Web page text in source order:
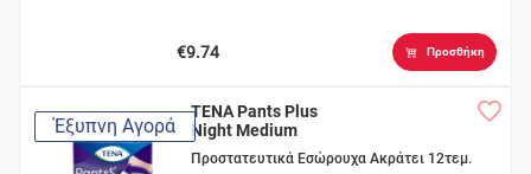
€9.74 Προσθήκη
Έξυπνη Αγορά
TENA Pants Plus
Night Medium
Προστατευτικά Εσώρουχα Ακράτει 12τεμ.